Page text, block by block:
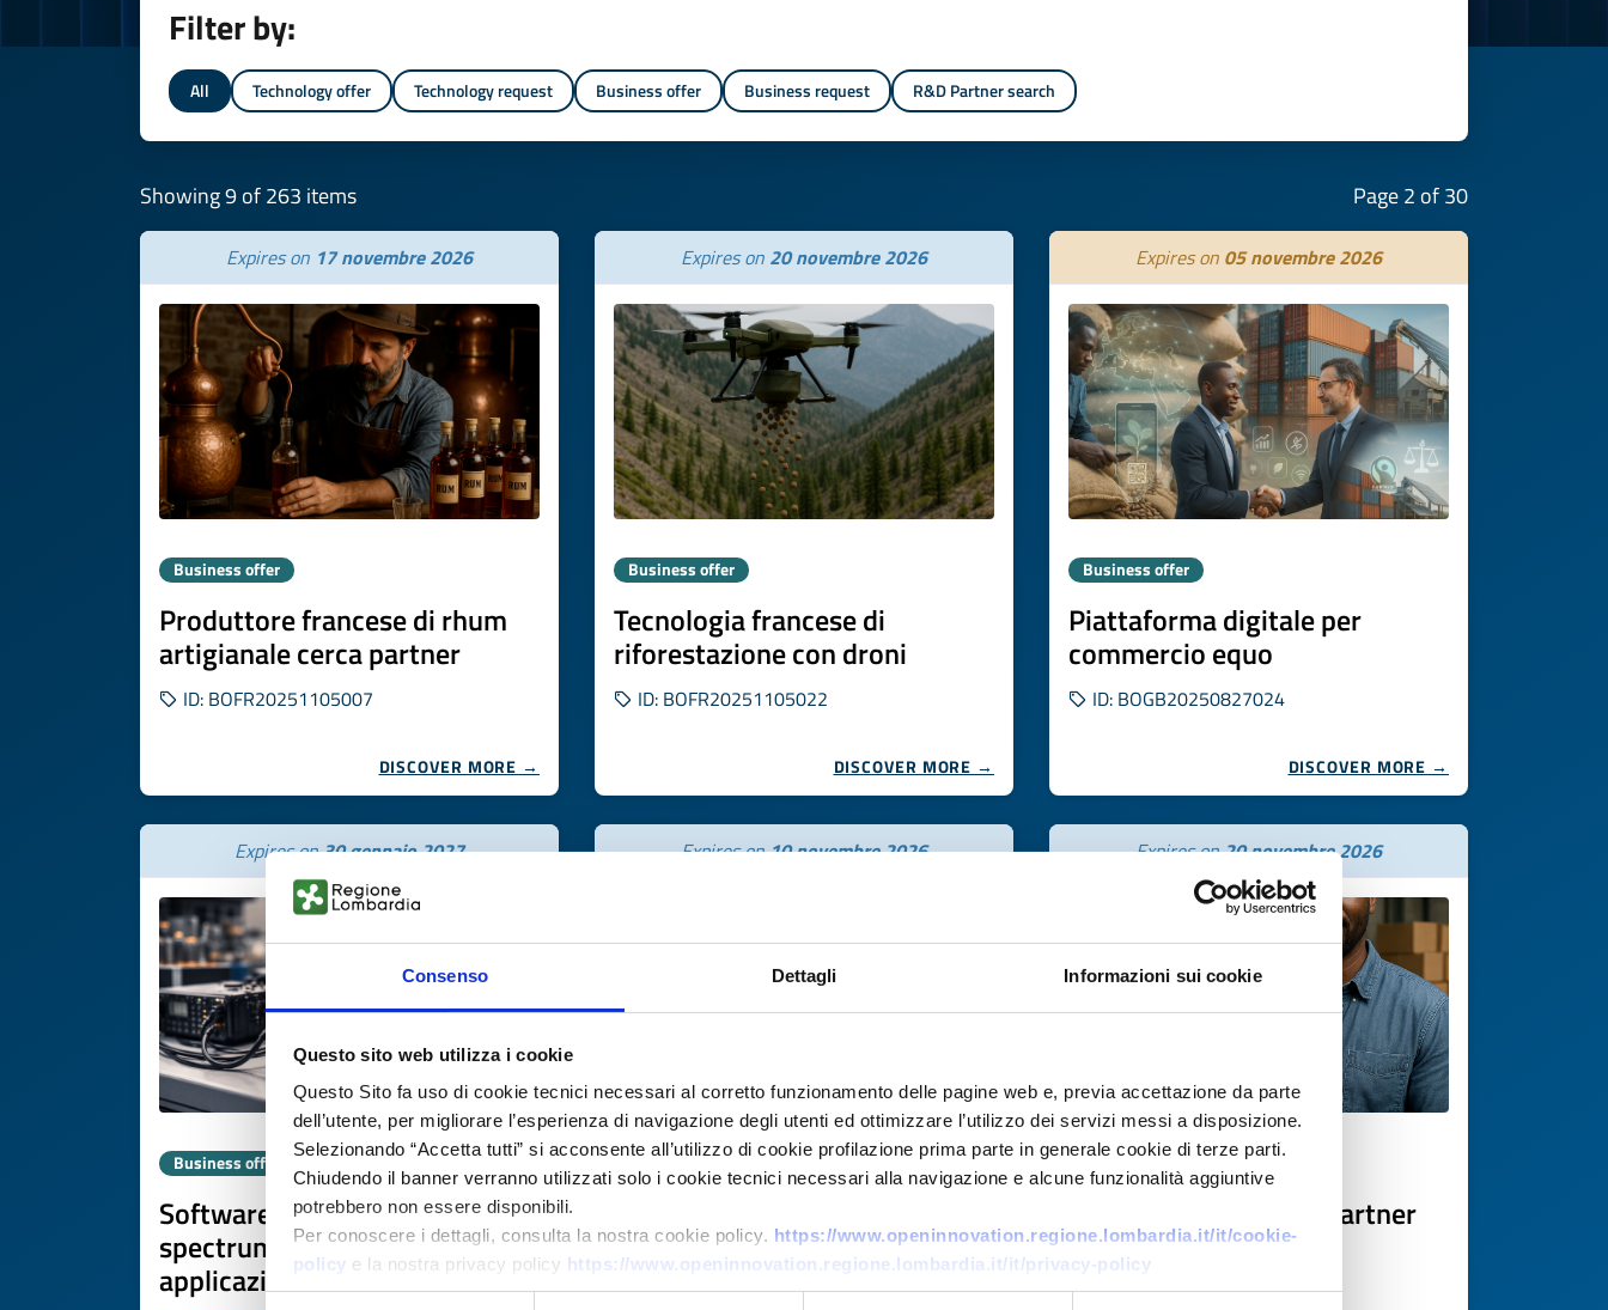
Consenso Dettagli Informazioni sui cookie
Questo sito web utilizza i cookie
Questo Sito fa uso di cookie tecnici necessari al corretto funzionamento delle pagine web e, previa accettazione da parte
dell’utente, per migliorare l’esperienza di navigazione degli utenti ed ottimizzare l’utilizzo dei servizi messi a disposizione.
Selezionando “Accetta tutti” si acconsente all’utilizzo di cookie profilazione prima parte in generale cookie di terze parti.
Chiudendo il banner verranno utilizzati solo i cookie tecnici necessari alla navigazione e alcune funzionalità aggiuntive
potrebbero non essere disponibili.
Per conoscere i dettagli, consulta la nostra cookie policy. https://www.openinnovation.regione.lombardia.it/it/cookie-
policy e la nostra privacy policy https://www.openinnovation.regione.lombardia.it/it/privacy-policy
Filter by:
All Technology offer Technology request Business offer Business request R&D Partner search
Showing 9 of 263 items Page 2 of 30
Expires on 17 novembre 2026
Business offer
Produttore francese di rhum
artigianale cerca partner
ID: BOFR20251105007
DISCOVER MORE →
Expires on 20 novembre 2026
Business offer
Tecnologia francese di
riforestazione con droni
ID: BOFR20251105022
DISCOVER MORE →
Expires on 05 novembre 2026
Business offer
Piattaforma digitale per
commercio equo
ID: BOGB20250827024
DISCOVER MORE →
Expires on30 gennaio 2027
Business offer
Software Defined Radio e
spectrum sensing per
applicazioni nella difesa
Expires on10 novembre 2026
Business offer
isoterma ultrarapida (EXPAR)
ID: BOGB20251022025
Expires on20 novembre 2026
Business offer
Produttore UK cerca partner
per prodotti africani
ID: BOGB20251103018